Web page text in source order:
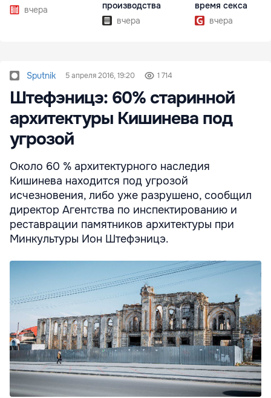
вчера
производства
вчера
время секса
вчера
Sputnik 5 апреля 2016, 19:20 1 714
Штефэницэ: 60% старинной
архитектуры Кишинева под
угрозой
Около 60 % архитектурного наследия
Кишинева находится под угрозой
исчезновения, либо уже разрушено, сообщил
директор Агентства по инспектированию и
реставрации памятников архитектуры при
Минкультуры Ион Штефэницэ.